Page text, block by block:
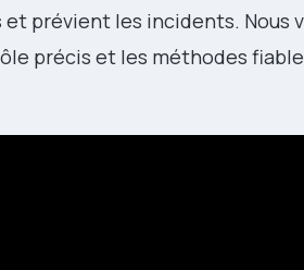
prévient les incidents. Nous
précis et les méthodes